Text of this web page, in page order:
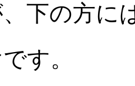
下の方に
す。